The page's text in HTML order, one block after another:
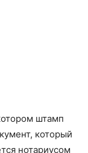
штамп
который
нотариусом